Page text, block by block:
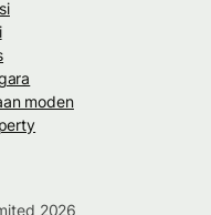
moden
2026